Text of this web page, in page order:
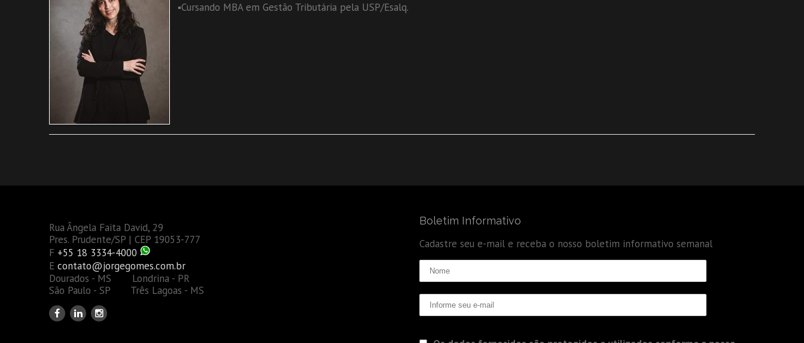
▪Cursando MBA em Gestão Tributária pela USP/Esalq.
Rua Ângela Faita David, 29
Pres. Prudente/SP | CEP 19053-777
F +55 18 3334-4000
E contato@jorgegomes.com.br
Dourados - MS Londrina - PR
São Paulo - SP Três Lagoas - MS
Boletim Informativo
Cadastre seu e-mail e receba o nosso boletim informativo semanal